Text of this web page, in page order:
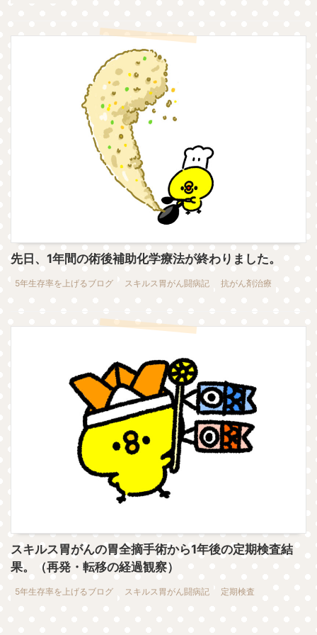
先日、1年間の術後補助化学療法が終わりました。
5年生存率を上げるブログ スキルス胃がん闘病記 抗がん剤治療
スキルス胃がんの胃全摘手術から1年後の定期検査結
果。（再発・転移の経過観察）
5年生存率を上げるブログ スキルス胃がん闘病記 定期検査